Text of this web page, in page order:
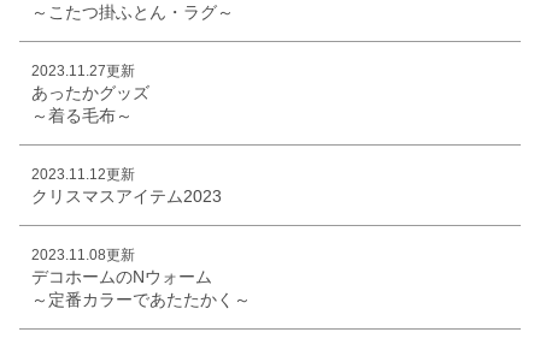
～こたつ掛ふとん・ラグ～
2023.11.27更新
あったかグッズ
～着る毛布～
2023.11.12更新
クリスマスアイテム2023
2023.11.08更新
デコホームのNウォーム
～定番カラーであたたかく～